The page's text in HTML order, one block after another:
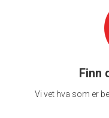
Finn
Vi vet hva som er